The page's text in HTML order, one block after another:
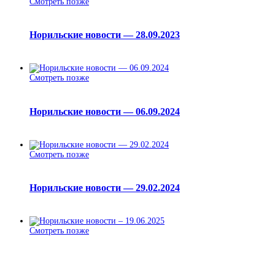
Норильские новости — 28.09.2023
Смотреть позже
Норильские новости — 06.09.2024
Смотреть позже
Норильские новости — 29.02.2024
Смотреть позже